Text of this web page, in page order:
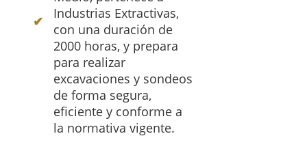
Industrias Extractivas,
con una duración de
2000 horas, y prepara
para realizar
excavaciones y sondeos
de forma segura,
eficiente y conforme a
la normativa vigente.